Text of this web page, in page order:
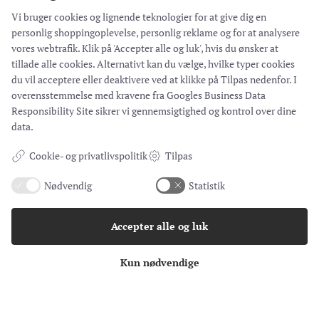
Åbent efter aftale
© Hejdesign.dk 2021 – Alle rettigheder forbeholdes. | Cookie- og
privatlivspolitik
| Design og udvikling afbo-we.dk
Cookie-indstillinger
Vi bruger cookies og lignende teknologier for at give dig en
personlig shoppingoplevelse, personlig reklame og for at analysere
vores webtrafik. Klik på 'Accepter alle og luk', hvis du ønsker at
tillade alle cookies. Alternativt kan du vælge, hvilke typer cookies
du vil acceptere eller deaktivere ved at klikke på Tilpas nedenfor. I
overensstemmelse med kravene fraGoogles Business Data
Responsibility Sitesikrer vi gennemsigtighed og kontrol over dine
data.
Cookie- og privatlivspolitik Tilpas
Nødvendig Statistik
Kun nødvendige
Accepter alle og luk